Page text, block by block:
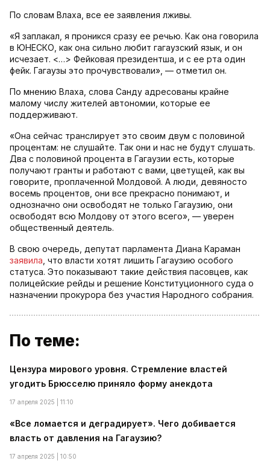
По словам Влаха, все ее заявления лживы.
«Я заплакал, я проникся сразу ее речью. Как она говорила
в ЮНЕСКО, как она сильно любит гагаузский язык, и он
исчезает. <…> Фейковая президентша, и с ее рта один
фейк. Гагаузы это прочувствовали», — отметил он.
По мнению Влаха, слова Санду адресованы крайне
малому числу жителей автономии, которые ее
поддерживают.
«Она сейчас транслирует это своим двум с половиной
процентам: не слушайте. Так они и нас не будут слушать.
Два с половиной процента в Гагаузии есть, которые
получают гранты и работают с вами, цветущей, как вы
говорите, проплаченной Молдовой. А люди, девяносто
восемь процентов, они все прекрасно понимают, и
однозначно они освободят не только Гагаузию, они
освободят всю Молдову от этого всего», — уверен
общественный деятель.
В свою очередь, депутат парламента Диана Караман
заявила , что власти хотят лишить Гагаузию особого
статуса. Это показывают такие действия пасовцев, как
полицейские рейды и решение Конституционного суда о
назначении прокурора без участия Народного собрания.
По теме:
Цензура мирового уровня. Стремление властей
угодить Брюсселю приняло форму анекдота
17 апреля 2025 | 11:10
«Все ломается и деградирует». Чего добивается
власть от давления на Гагаузию?
17 апреля 2025 | 10:50